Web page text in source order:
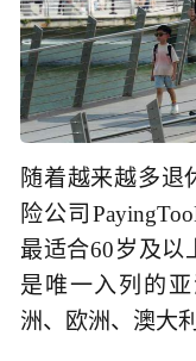
随着越来越多退
险公司
最适合60岁及以
是唯一入列的
洲、欧洲、澳大